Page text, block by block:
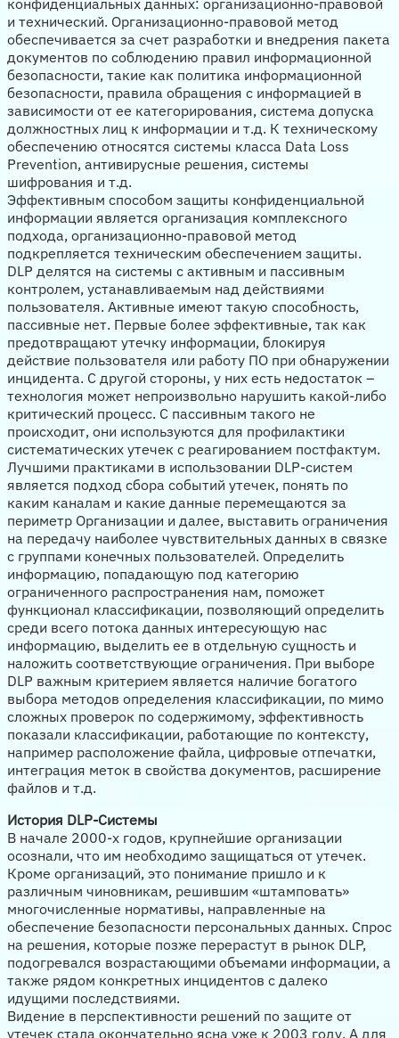
и технический. Организационно-правовой метод
обеспечивается за счет разработки и внедрения пакета
документов по соблюдению правил информационной
безопасности, такие как политика информационной
безопасности, правила обращения с информацией в
зависимости от ее категорирования, система допуска
должностных лиц к информации и т.д. К техническому
обеспечению относятся системы класса Data Loss
Prevention, антивирусные решения, системы
шифрования и т.д.
Эффективным способом защиты конфиденциальной
информации является организация комплексного
подхода, организационно-правовой метод
подкрепляется техническим обеспечением защиты.
DLP делятся на системы с активным и пассивным
контролем, устанавливаемым над действиями
пользователя. Активные имеют такую способность,
пассивные нет. Первые более эффективные, так как
предотвращают утечку информации, блокируя
действие пользователя или работу ПО при обнаружении
инцидента. С другой стороны, у них есть недостаток –
технология может непроизвольно нарушить какой-либо
критический процесс. С пассивным такого не
происходит, они используются для профилактики
систематических утечек с реагированием постфактум.
Лучшими практиками в использовании DLP-систем
является подход сбора событий утечек, понять по
каким каналам и какие данные перемещаются за
периметр Организации и далее, выставить ограничения
на передачу наиболее чувствительных данных в связке
с группами конечных пользователей. Определить
информацию, попадающую под категорию
ограниченного распространения нам, поможет
функционал классификации, позволяющий определить
среди всего потока данных интересующую нас
информацию, выделить ее в отдельную сущность и
наложить соответствующие ограничения. При выборе
DLP важным критерием является наличие богатого
выбора методов определения классификации, по мимо
сложных проверок по содержимому, эффективность
показали классификации, работающие по контексту,
например расположение файла, цифровые отпечатки,
интеграция меток в свойства документов, расширение
файлов и т.д.
История DLP-Системы
В начале 2000-х годов, крупнейшие организации
осознали, что им необходимо защищаться от утечек.
Кроме организаций, это понимание пришло и к
различным чиновникам, решившим «штамповать»
многочисленные нормативы, направленные на
обеспечение безопасности персональных данных. Спрос
на решения, которые позже перерастут в рынок DLP,
подогревался возрастающими объемами информации, а
также рядом конкретных инцидентов с далеко
идущими последствиями.
Видение в перспективности решений по защите от
утечек стала окончательно ясна уже к 2003 году. А для